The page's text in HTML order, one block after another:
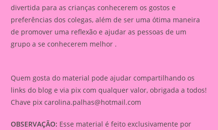
divertida para as crianças conhecerem os gostos e
preferências dos colegas, além de ser uma ótima maneira
de promover uma reflexão e ajudar as pessoas de um
grupo a se conhecerem melhor .
Quem gosta do material pode ajudar compartilhando os
links do blog e via pix com qualquer valor, obrigada a todos!
Chave pixcarolina.palhas@hotmail.com
OBSERVAÇÃO: Esse material é feito exclusivamente por